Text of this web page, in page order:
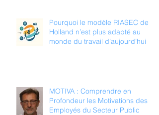
Pourquoi le modèle RIASEC de
Holland n’est plus adapté au
monde du travail d’aujourd’hui
MOTIVA : Comprendre en
Profondeur les Motivations des
Employés du Secteur Public